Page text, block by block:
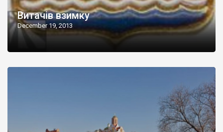
Витачів взимку
December 19, 2013